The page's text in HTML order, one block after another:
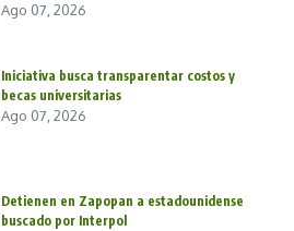
Ago 07, 2026
Iniciativa busca transparentar costos y
becas universitarias
Ago 07, 2026
Detienen en Zapopan a estadounidense
buscado por Interpol